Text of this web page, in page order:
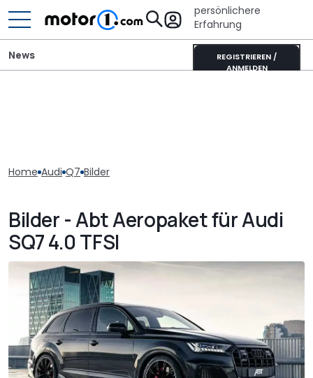
persönlichere
Erfahrung
REGISTRIEREN /
ANMELDEN
News
Home Audi Q7 Bilder
Bilder - Abt Aeropaket für Audi
SQ7 4.0 TFSI